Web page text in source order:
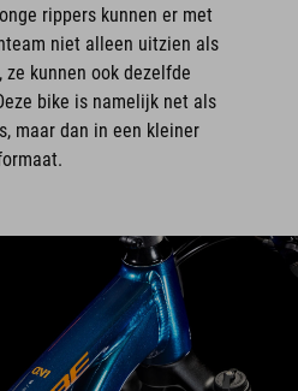
rippers kunnen er met
niet alleen uitzien als
kunnen ook dezelfde
bike is namelijk net als
maar dan in een kleiner